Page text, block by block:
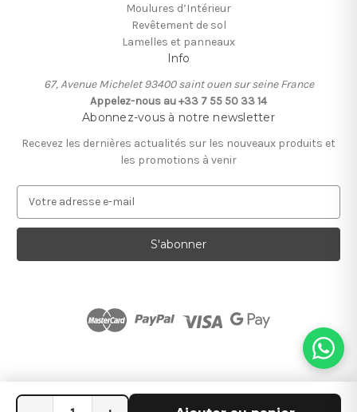
Moulures d’Intérieur
Revêtement de sol
Lamelles et panneaux
Info
67, Avenue Michelet 93400 saint ouen sur seine France
Appelez-nous au +33 7 55 50 33 14
Abonnez-vous à notre newsletter
Recevez les dernières actualités sur les nouveaux produits et
les promotions à venir
r
s
l